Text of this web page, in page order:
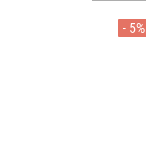
- 5%